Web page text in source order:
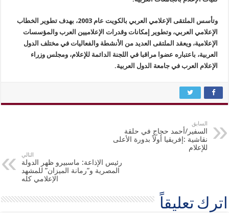
وتأسس الملتقى الإعلامي العربي بالكويت عام 2003، بهدف تطوير الخطاب
الإعلامي العربي، وتطوير إمكانات وقدرات الإعلاميين العرب والمؤسسات
الإعلامية، ويعقد الملتقى العديد من الأنشطة والفعاليات في مختلف الدول
العربية، باعتباره عضوا مراقبا في اللجنة الدائمة للإعلام، ومجلس وزراء
الإعلام العرب في جامعة الدول العربية.
السابق
السفير/أحمد حجاج في حلقة
نقاشية :إفريقيا أولاً بدورة الأعلى
للإعلام
التالي
رئيس الإذاعة: ماسبيرو ظهر الدولة
المصرية و”رمانة الميزان” للمشهد
الإعلامي كله
اترك تعليقاً